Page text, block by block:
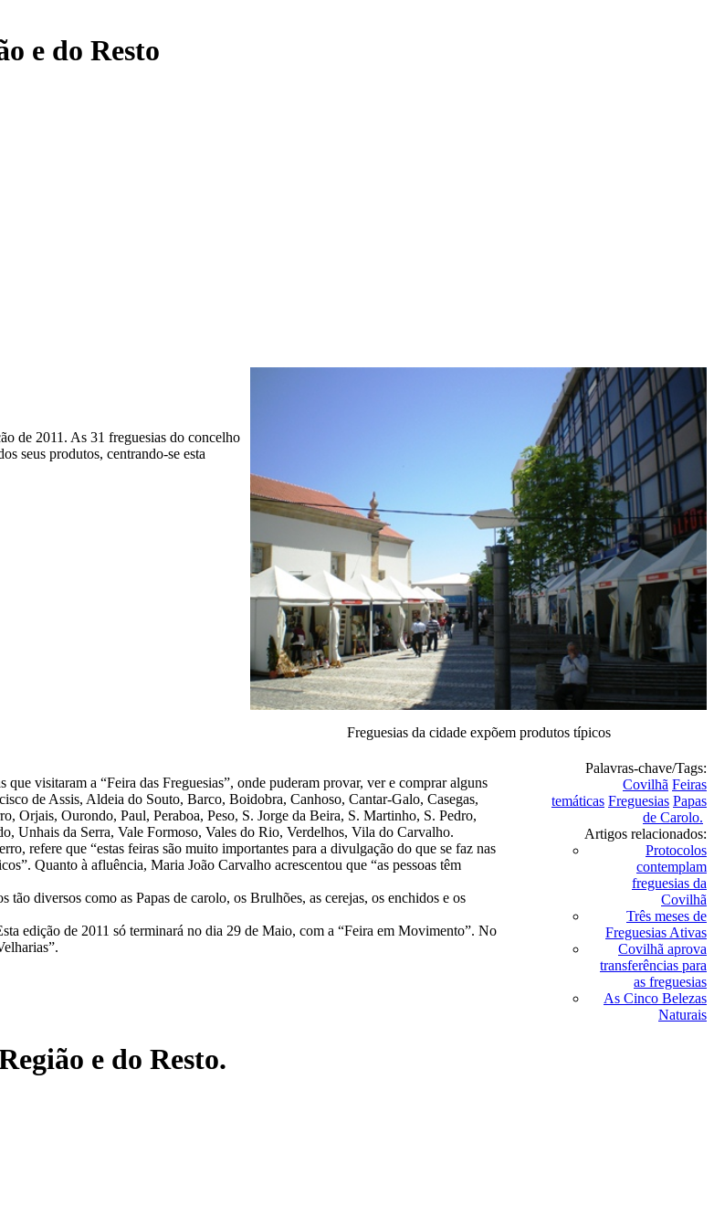
e do Resto
de 2011. As 31 freguesias do concelho
seus produtos, centrando-se esta
Freguesias da cidade expõem produtos típicos
visitaram a “Feira das Freguesias”, onde puderam provar, ver e comprar alguns
de Assis, Aldeia do Souto, Barco, Boidobra, Canhoso, Cantar-Galo, Casegas,
Orjais, Ourondo, Paul, Peraboa, Peso, S. Jorge da Beira, S. Martinho, S. Pedro,
Unhais da Serra, Vale Formoso, Vales do Rio, Verdelhos, Vila do Carvalho.
refere que “estas feiras são muito importantes para a divulgação do que se faz nas
Quanto à afluência, Maria João Carvalho acrescentou que “as pessoas têm
diversos como as Papas de carolo, os Brulhões, as cerejas, os enchidos e os
edição de 2011 só terminará no dia 29 de Maio, com a “Feira em Movimento”. No
Palavras-chave/Tags:
Covilhã Feiras
temáticas Freguesias Papas
de Carolo.
Artigos relacionados:
Protocolos
contemplam
freguesias da
Covilhã
Três meses de
Freguesias Ativas
Covilhã aprova
transferências para
as freguesias
As Cinco Belezas
Naturais
e do Resto.